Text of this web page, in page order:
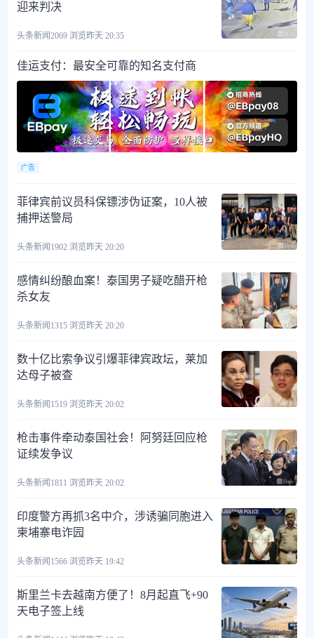
迎来判决
头条新闻2069 浏览昨天 20:35
佳运支付：最安全可靠的知名支付商
广告
菲律宾前议员科保镖涉伪证案，10人被
捕押送警局
头条新闻 1902 浏览昨天 20:20
感情纠纷酿血案！泰国男子疑吃醋开枪
杀女友
头条新闻 1315 浏览昨天 20:20
数十亿比索争议引爆菲律宾政坛，莱加
达母子被查
头条新闻 1519 浏览昨天 20:02
枪击事件牵动泰国社会！阿努廷回应枪
证续发争议
头条新闻 1811 浏览昨天 20:02
印度警方再抓3名中介，涉诱骗同胞进入
柬埔寨电诈园
头条新闻 1566 浏览昨天 19:42
斯里兰卡去越南方便了！8月起直飞+90
天电子签上线